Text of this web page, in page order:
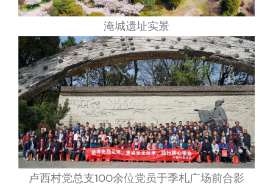
淹城遗址实景
卢西村党总支100余位党员于季札广场前合影